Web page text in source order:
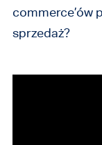
commerce’ów
sprzedaż?